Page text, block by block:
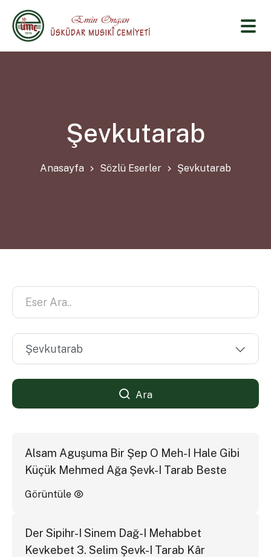
Şevkutarab
Anasayfa Sözlü Eserler Şevkutarab
Ara
Alsam Aguşuma Bir Şep O Meh-I Hale Gibi
Küçük Mehmed Ağa Şevk-I Tarab Beste
Görüntüle
Der Sipihr-I Sinem Dağ-I Mehabbet
Kevkebet 3. Selim Şevk-I Tarab Kâr